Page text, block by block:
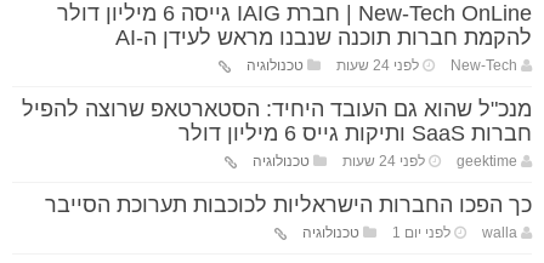
New-Tech OnLine | חברת IAIG גייסה 6 מיליון דולר
להקמת חברות תוכנה שנבנו מראש לעידן ה-AI
New-Tech לפני 24 שעות טכנולוגיה
מנכ"ל שהוא גם העובד היחיד: הסטארטאפ שרוצה להפיל
חברות SaaS ותיקות גייס 6 מיליון דולר
geektime לפני 24 שעות טכנולוגיה
כך הפכו החברות הישראליות לכוכבות תערוכת הסייבר
walla לפני יום 1 טכנולוגיה